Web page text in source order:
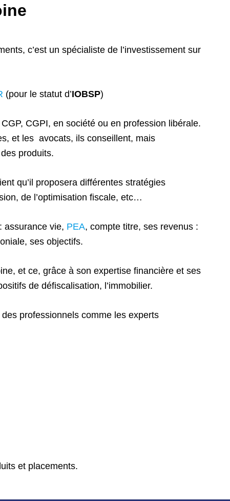
c’est un spécialiste de l’investissement sur
(pour le statut d’IOBSP)
CGPI, en société ou en profession libérale.
et les avocats, ils conseillent, mais
produits.
qu’il proposera différentes stratégies
de l’optimisation fiscale, etc…
assurance vie, PEA, compte titre, ses revenus :
ses objectifs.
et ce, grâce à son expertise financière et ses
de défiscalisation, l’immobilier.
des professionnels comme les experts
et placements.